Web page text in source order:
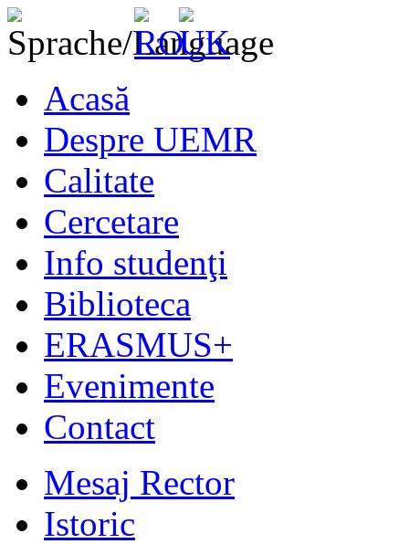
Acasă
Despre UEMR
Calitate
Cercetare
Info studenţi
Biblioteca
ERASMUS+
Evenimente
Contact
Mesaj Rector
Istoric